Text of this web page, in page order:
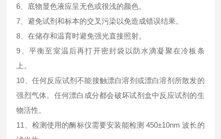
6、底物显色液应呈无色或很浅的颜色。
7、避免试剂和标本的交叉污染以免造成错误结果。
8、在储存和温育时避免强光直接照射。
9、平衡至室温后再打开密封袋以防水滴凝聚在冷板条
上。
10、任何反应试剂不能接触漂白溶剂或漂白溶剂所散发的
强烈气体。任何漂白成分都会破坏试剂盒中反应试剂的生
物活性。
11、检测使用的酶标仪需要安装能检测 450±10nm 波长的